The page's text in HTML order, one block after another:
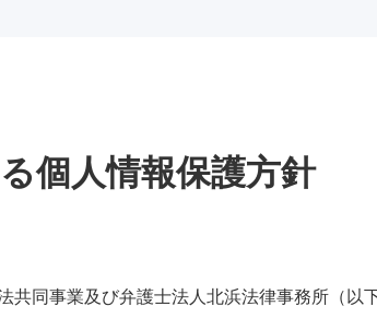
る個人情報保護方針
共同事業及び弁護士法人北浜法律事務所（以